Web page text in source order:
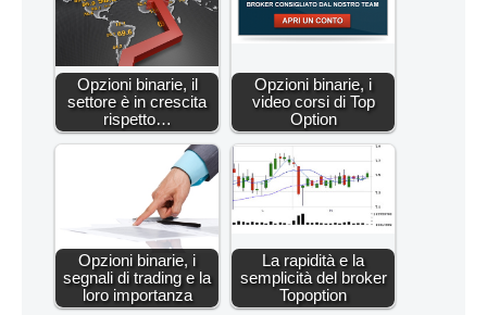
Opzioni binarie, il
settore è in crescita
rispetto…
Opzioni binarie, i
video corsi di Top
Option
Opzioni binarie, i
segnali di trading e la
loro importanza
La rapidità e la
semplicità del broker
Topoption